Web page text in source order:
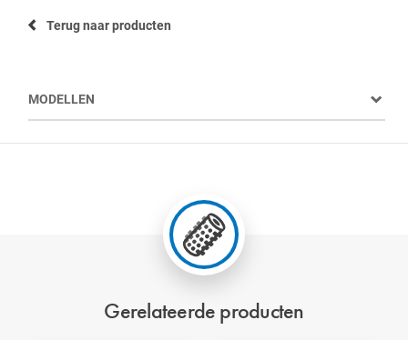
Terug naar producten
MODELLEN
Gerelateerde producten